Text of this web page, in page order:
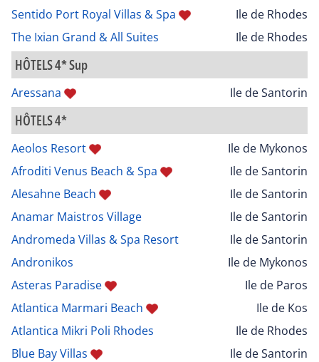
Sentido Port Royal Villas & Spa
Ile de Rhodes
The Ixian Grand & All Suites
Ile de Rhodes
HÔTELS 4* Sup
Aressana Ile de Santorin
HÔTELS 4*
Aeolos Resort
Ile de Mykonos
Afroditi Venus Beach & Spa
Ile de Santorin
Alesahne Beach
Ile de Santorin
Anamar Maistros Village
Ile de Santorin
Andromeda Villas & Spa Resort
Ile de Santorin
Andronikos
Ile de Mykonos
Asteras Paradise
Ile de Paros
Atlantica Marmari Beach
Ile de Kos
Atlantica Mikri Poli Rhodes
Ile de Rhodes
Blue Bay Villas
Ile de Santorin